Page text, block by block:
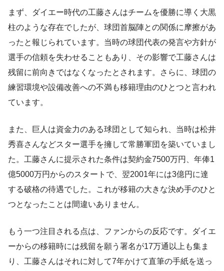
まず、ダイエー時代の工藤さんはチームを優勝に導く大黒
柱のような存在でしたが、球団首脳陣との関係に摩擦があ
ったと報じられています。当時の球団代表の発言や方針が
選手の信頼を失わせることもあり、その影響で工藤さんは
残留に前向きではなくなったとされます。さらに、球団の
練習環境や設備改善への不満も移籍理由のひとつと言われ
ています。
また、巨人は資金力のある球団として知られ、当時は松井
秀喜さんなどスター選手を擁して常勝軍団を築いていまし
た。工藤さんに提示された条件は契約金7500万円、年俸1
億5000万円からのスタートで、翌2001年には3億円に達
する破格の待遇でした。これが移籍の大きな決め手のひと
つとなったことは間違いありません。
もう一つ注目される点は、ファンからの反応です。ダイエ
ーからの移籍時には残留を願う署名が17万通以上も集ま
り、工藤さんはそれに対して7年かけて直筆の手紙を送っ